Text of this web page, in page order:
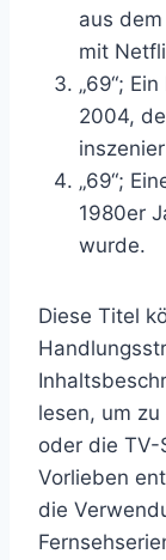
aus
mit
„69“;
2004,
„69“;
1980er
wurde.
Diese Titel
lesen, um
oder die TV-
Vorlieben
die